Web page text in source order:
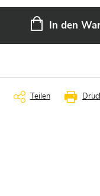
In den
Teilen